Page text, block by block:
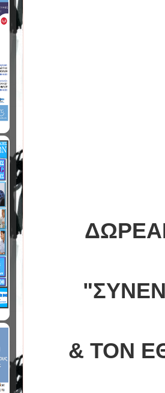
& ΤΟΝ